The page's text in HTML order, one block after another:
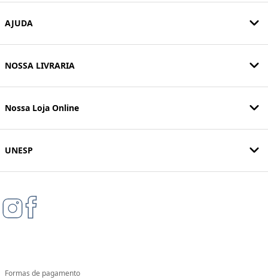
AJUDA
NOSSA LIVRARIA
Nossa Loja Online
UNESP
Formas de pagamento